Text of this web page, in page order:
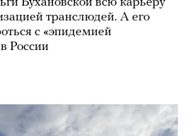
транслюдей. А его
с «эпидемией
России